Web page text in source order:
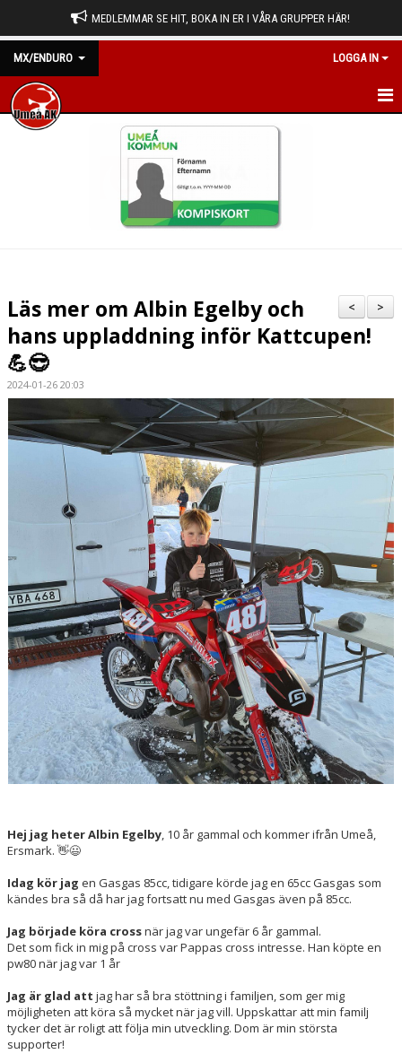
MEDLEMMAR SE HIT, BOKA IN ER I VÅRA GRUPPER HÄR!
MX/ENDURO LOGGA IN
HEM
KONTAKT
>
<
Läs mer om Albin Egelby och
hans uppladdning inför Kattcupen!
💪😎
2024-01-26 20:03
Hej jag heter Albin Egelby, 10 år gammal och kommer ifrån Umeå,
Ersmark. 👋😃
Idag kör jag en Gasgas 85cc, tidigare körde jag en 65cc Gasgas som
kändes bra så då har jag fortsatt nu med Gasgas även på 85cc.
Jag började köra crossnär jag var ungefär 6 år gammal.
Det som fick in mig på cross var Pappas cross intresse. Han köpte en
pw80 när jag var 1 år
Jag är glad att jag har så bra stöttning i familjen, som ger mig
möjligheten att köra så mycket när jag vill. Uppskattar att min familj
tycker det är roligt att följa min utveckling. Dom är min största
supporter!